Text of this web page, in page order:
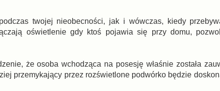
twojej nieobecności, jak i wówczas, kiedy
oświetlenie gdy ktoś pojawia się przy domu,
że osoba wchodząca na posesję właśnie została
przemykający przez rozświetlone podwórko będzie